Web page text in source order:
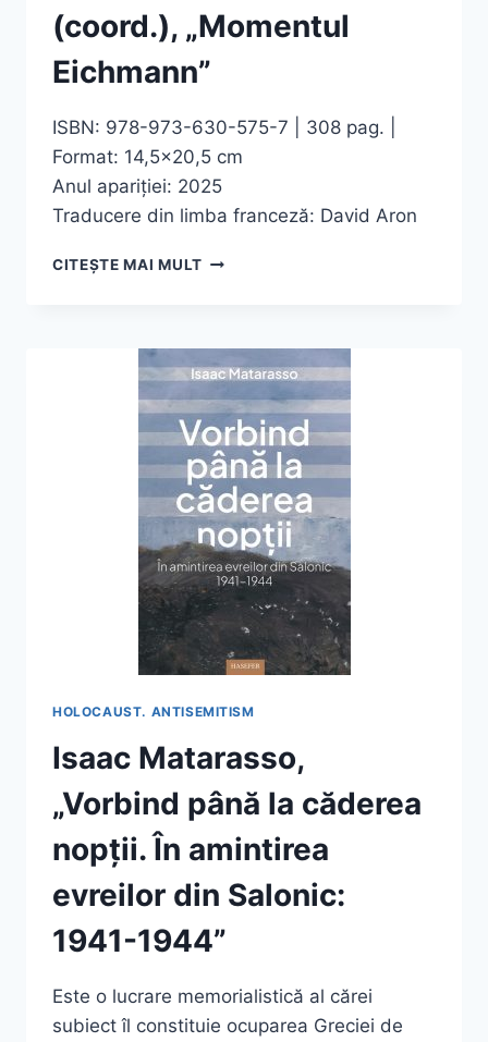
(coord.), „Momentul
Eichmann”
ISBN: 978-973-630-575-7 | 308 pag. |
Format: 14,5×20,5 cm
Anul apariției: 2025
Traducere din limba franceză: David Aron
CITEȘTE MAI MULTSYLVIE
WIEVIORKA
(COORD.),
„MOMENTUL
EICHMANN”
HOLOCAUST. ANTISEMITISM
Isaac Matarasso,
„Vorbind până la căderea
nopții. În amintirea
evreilor din Salonic:
1941-1944”
Este o lucrare memorialistică al cărei
subiect îl constituie ocuparea Greciei de